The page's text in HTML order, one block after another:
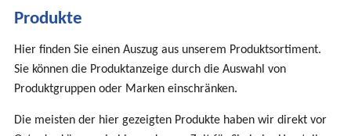
sind
hier
Produkte
Hier finden Sie einen Auszug aus unserem Produktsortiment.
Sie können die Produktanzeige durch die Auswahl von
Produktgruppen oder Marken einschränken.
Die meisten der hier gezeigten Produkte haben wir direkt vor